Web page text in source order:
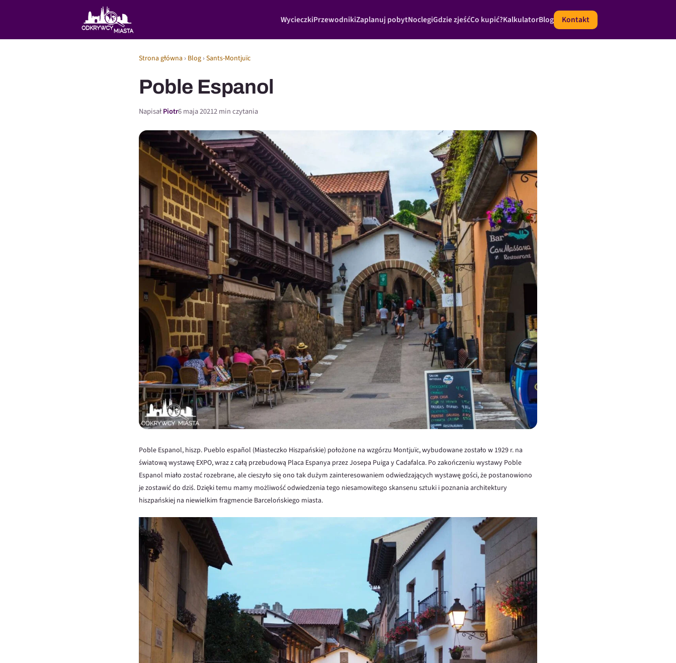
WycieczkiPrzewodnikiZaplanuj pobytNoclegiGdzie zjeśćCo kupić?KalkulatorBlog Kontakt
Strona główna › Blog ›Sants-Montjuïc
Poble Espanol
NapisałPiotr6 maja 20212 min czytania
Poble Espanol, hiszp. Pueblo español (Miasteczko Hiszpańskie) położone na wzgórzu Montjuïc, wybudowane zostało w 1929 r. na
światową wystawę EXPO, wraz z całą przebudową Placa Espanya przez Josepa Puiga y Cadafalca. Po zakończeniu wystawy Poble
Espanol miało zostać rozebrane, ale cieszyło się ono tak dużym zainteresowaniem odwiedzających wystawę gości, że postanowiono
je zostawić do dziś. Dzięki temu mamy możliwość odwiedzenia tego niesamowitego skansenu sztuki i poznania architektury
hiszpańskiej na niewielkim fragmencie Barcelońskiego miasta.